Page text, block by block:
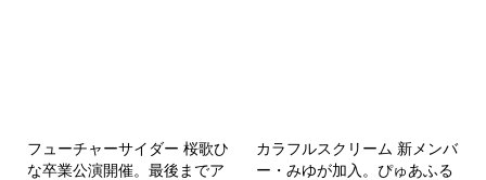
フューチャーサイダー 桜歌ひ
な卒業公演開催。最後までア
カラフルスクリーム 新メンバ
ー・みゆが加入。ぴゅあふる